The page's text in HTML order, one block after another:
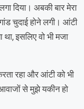
दिया। अबकी बार मेरा
चुदाई होने लगी। आंटी
इसलिए वो भी मजा
रहा और आंटी को भी
से मुझे यकीन हो